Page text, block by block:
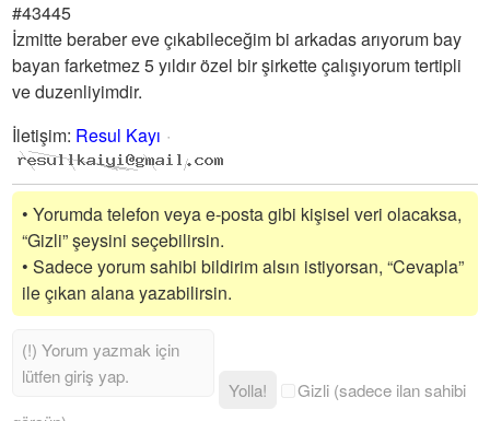
#43445
İzmitte beraber eve çıkabileceğim bi arkadas arıyorum bay
bayan farketmez 5 yıldır özel bir şirkette çalışıyorum tertipli
ve duzenliyimdir.
İletişim: Resul Kayı
• Yorumda telefon veya e-posta gibi kişisel veri olacaksa,
“Gizli” şeysini seçebilirsin.
• Sadece yorum sahibi bildirim alsın istiyorsan, “Cevapla”
ile çıkan alana yazabilirsin.
Yolla!
Gizli (sadece ilan sahibi